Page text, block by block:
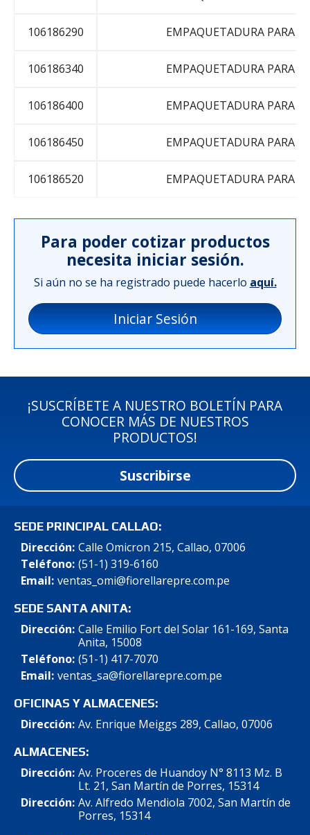
106186290 EMPAQUETADURA PARA
106186340 EMPAQUETADURA PARA
106186400 EMPAQUETADURA PARA
106186450 EMPAQUETADURA PARA
106186520 EMPAQUETADURA PARA
Para poder cotizar productos
necesita iniciar sesión.
Si aún no se ha registrado puede hacerlo aquí.
Iniciar Sesión
¡SUSCRÍBETE A NUESTRO BOLETÍN PARA
CONOCER MÁS DE NUESTROS
PRODUCTOS!
Suscribirse
SEDE PRINCIPAL CALLAO:
Dirección: Calle Omicron 215, Callao, 07006
Teléfono: (51-1) 319-6160
Email: ventas_omi@fiorellarepre.com.pe
SEDE SANTA ANITA:
Dirección: Calle Emilio Fort del Solar 161-169, Santa
Anita, 15008
Teléfono: (51-1) 417-7070
Email: ventas_sa@fiorellarepre.com.pe
OFICINAS Y ALMACENES:
Dirección: Av. Enrique Meiggs 289, Callao, 07006
ALMACENES:
Dirección: Av. Proceres de Huandoy N° 8113 Mz. B
Lt. 21, San Martín de Porres, 15314
Dirección: Av. Alfredo Mendiola 7002, San Martín de
Porres, 15314